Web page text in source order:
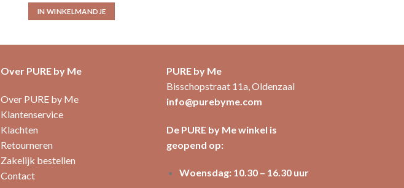
IN WINKELMANDJE
Over PURE by Me
Over PURE by Me
Klantenservice
Klachten
Retourneren
Zakelijk bestellen
Contact
PURE by Me
Bisschopstraat 11a, Oldenzaal
info@purebyme.com
De PURE by Me winkel is
geopend op:
Woensdag: 10.30 – 16.30 uur